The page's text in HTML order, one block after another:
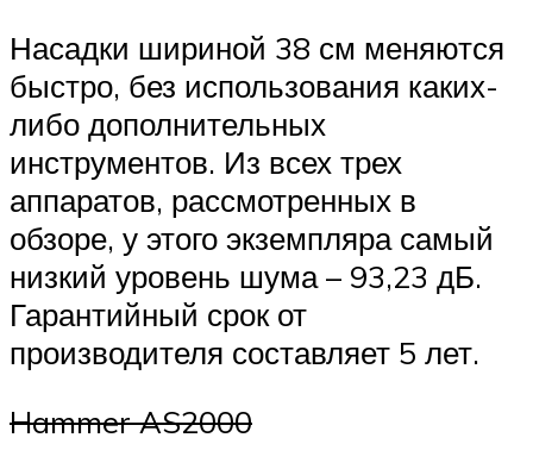
Насадки шириной 38 см меняются
быстро, без использования каких-
либо дополнительных
инструментов. Из всех трех
аппаратов, рассмотренных в
обзоре, у этого экземпляра самый
низкий уровень шума – 93,23 дБ.
Гарантийный срок от
производителя составляет 5 лет.
Hammer AS2000